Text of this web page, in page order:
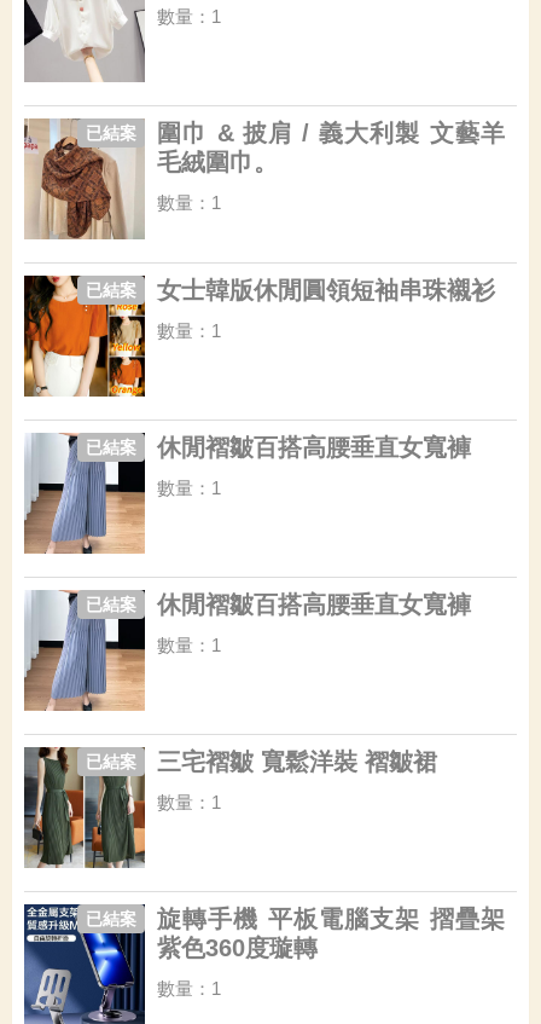
數量：1
圍巾 & 披肩 / 義大利製 文藝羊
毛絨圍巾。
已結案
數量：1
女士韓版休閒圓領短袖串珠襯衫
已結案
數量：1
休閒褶皺百搭高腰垂直女寬褲
已結案
數量：1
休閒褶皺百搭高腰垂直女寬褲
已結案
數量：1
三宅褶皺 寬鬆洋裝 褶皺裙
已結案
數量：1
旋轉手機 平板電腦支架 摺疊架
紫色360度璇轉
已結案
數量：1